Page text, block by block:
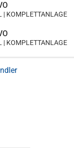
| KOMPLETTANLAGE
| KOMPLETTANLAGE